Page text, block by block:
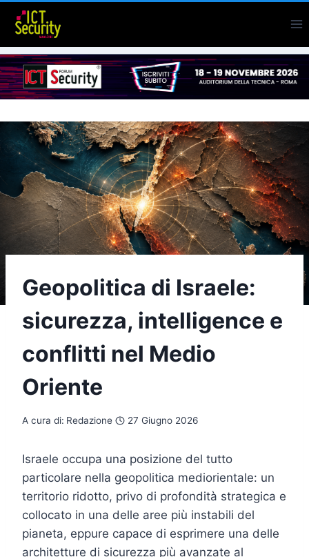
Salta
contenuto
Geopolitica di Israele:
sicurezza, intelligence e
conflitti nel Medio
Oriente
A cura di: Redazione 27 Giugno 2026
Israele occupa una posizione del tutto
particolare nella geopolitica mediorientale: un
territorio ridotto, privo di profondità strategica e
collocato in una delle aree più instabili del
pianeta, eppure capace di esprimere una delle
architetture di sicurezza più avanzate al